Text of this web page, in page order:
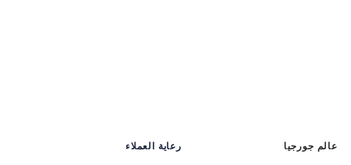
رعاية العملاء عالم جورجيا